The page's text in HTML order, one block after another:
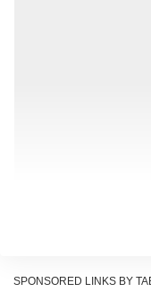
SPONSORED LINKS BY